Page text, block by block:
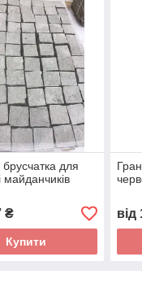
брусчатка для
майданчиків
₴
Купити
від